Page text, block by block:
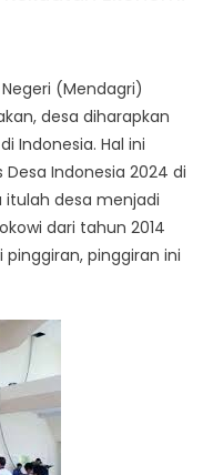
(Mendagri)
desa diharapkan
Indonesia. Hal ini
Indonesia 2024 di
itulah desa menjadi
dari tahun 2014
pinggiran ini